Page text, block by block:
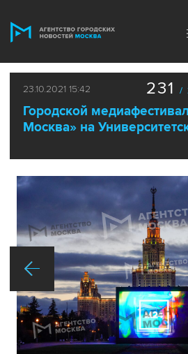
23.10.2021 15:42
Городской
Москва» на
231 /